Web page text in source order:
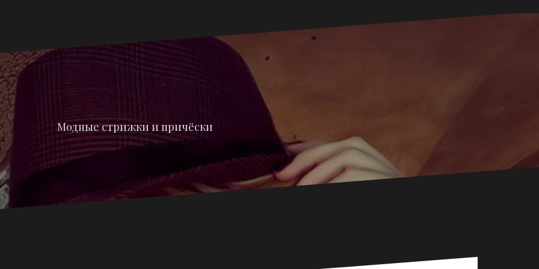
Модные стрижки и причёски